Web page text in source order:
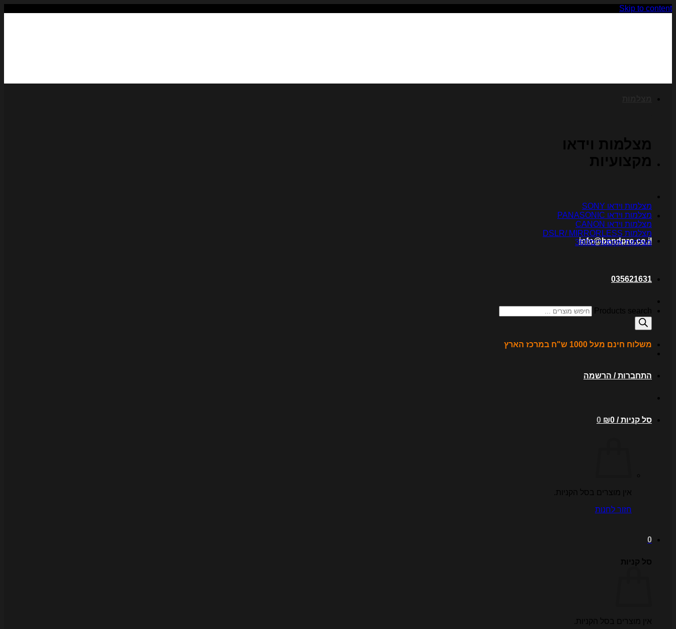
Skip to content
info@bandpro.co.il
035621631
Products search
משלוח חינם מעל 1000 ש"ח במרכז הארץ
התחברות / הרשמה
סל קניות / ₪0
0
אין מוצרים בסל הקניות.
חזור לחנות
0
סל קניות
אין מוצרים בסל הקניות.
מצלמות וידאו
מקצועיות
מצלמות וידאו SONY
מצלמות וידאו PANASONIC
מצלמות וידאו CANON
מצלמות DSLR/ MIRRORLESS
מצלמות אקסטרים/360